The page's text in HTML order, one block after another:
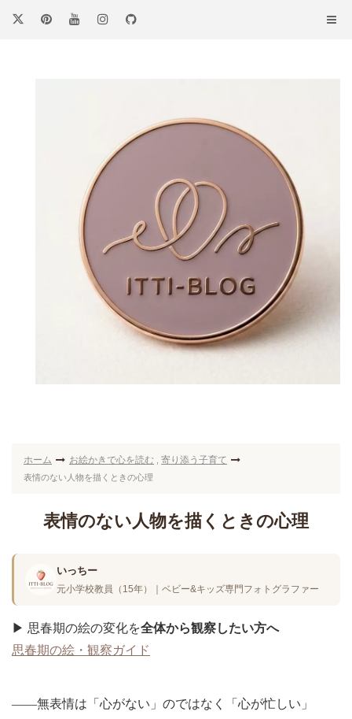
ホーム お絵かきで心を読む 寄り添う子育て
表情のない人物を描くときの心理
表情のない人物を描くときの心理
いっちー
元小学校教員（15年）｜ベビー&キッズ専門フォトグラファー
▶︎ 思春期の絵の変化を全体から観察したい方へ
思春期の絵・観察ガイド
――無表情は「心がない」のではなく「心が忙しい」